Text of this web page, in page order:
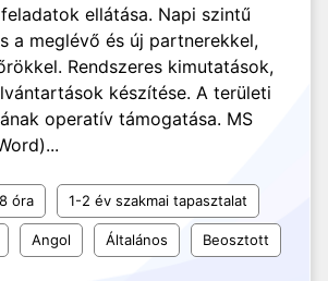
ellátása. Napi szintű
a meglévő és új partnerekkel,
Rendszeres kimutatások,
készítése. A területi
operatív támogatása. MS
óra 1-2 év szakmai tapasztalat
Angol Általános Beosztott